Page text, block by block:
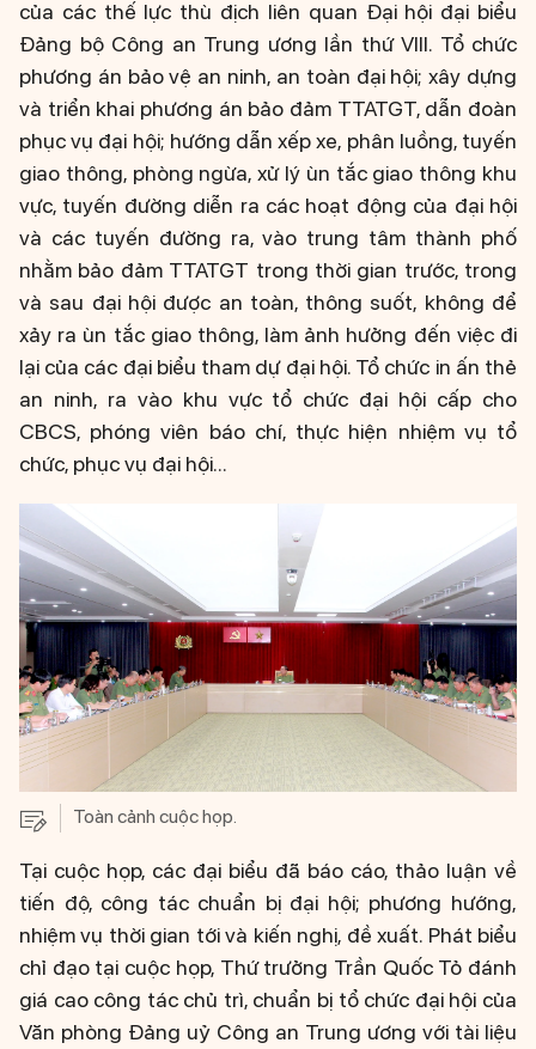
của các thế lực thù địch liên quan Đại hội đại biểu
Đảng bộ Công an Trung ương lần thứ VIII. Tổ chức
phương án bảo vệ an ninh, an toàn đại hội; xây dựng
và triển khai phương án bảo đảm TTATGT, dẫn đoàn
phục vụ đại hội; hướng dẫn xếp xe, phân luồng, tuyến
giao thông, phòng ngừa, xử lý ùn tắc giao thông khu
vực, tuyến đường diễn ra các hoạt động của đại hội
và các tuyến đường ra, vào trung tâm thành phố
nhằm bảo đảm TTATGT trong thời gian trước, trong
và sau đại hội được an toàn, thông suốt, không để
xảy ra ùn tắc giao thông, làm ảnh hưởng đến việc đi
lại của các đại biểu tham dự đại hội. Tổ chức in ấn thẻ
an ninh, ra vào khu vực tổ chức đại hội cấp cho
CBCS, phóng viên báo chí, thực hiện nhiệm vụ tổ
chức, phục vụ đại hội...
Toàn cảnh cuộc họp.
Tại cuộc họp, các đại biểu đã báo cáo, thảo luận về
tiến độ, công tác chuẩn bị đại hội; phương hướng,
nhiệm vụ thời gian tới và kiến nghị, đề xuất. Phát biểu
chỉ đạo tại cuộc họp, Thứ trưởng Trần Quốc Tỏ đánh
giá cao công tác chủ trì, chuẩn bị tổ chức đại hội của
Văn phòng Đảng uỷ Công an Trung ương với tài liệu